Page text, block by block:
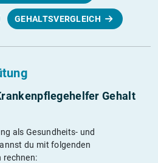
GEHALTSVERGLEICH
Gehalt
als Gesundheits- und
du mit folgenden
rechnen: